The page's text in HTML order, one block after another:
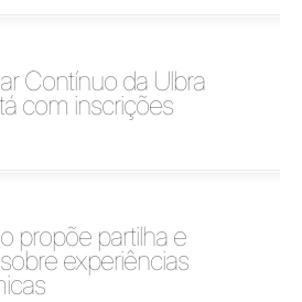
Contínuo da Ulbra
com inscrições
propõe partilha e
experiências